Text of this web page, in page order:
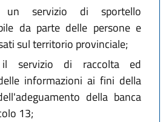
un servizio di sportello
da parte delle persone e
sul territorio provinciale;
il servizio di raccolta ed
informazioni ai fini della
della banca
13;